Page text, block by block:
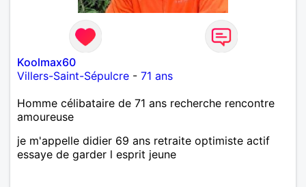
Koolmax60
Villers-Saint-Sépulcre - 71 ans
Homme célibataire de 71 ans recherche rencontre
amoureuse
je m'appelle didier 69 ans retraite optimiste actif
essaye de garder l esprit jeune